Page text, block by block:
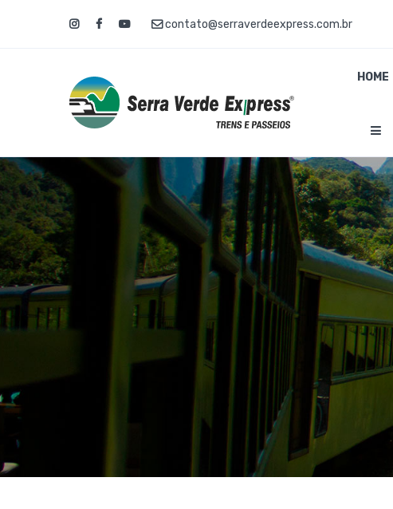
contato@serraverdeexpress.com.br
HOME